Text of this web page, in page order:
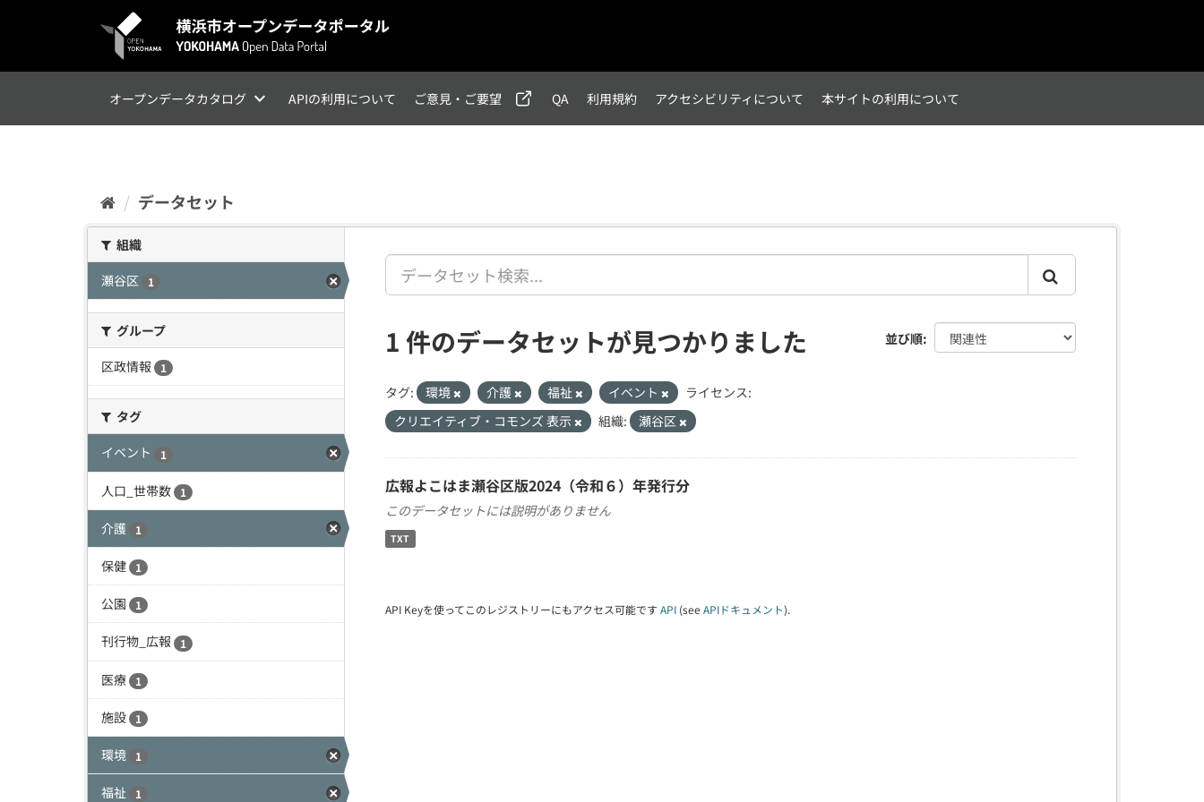
オープンデータカタログ APIの利用について ご意見・ご要望 QA 利用規約 アクセシビリティについて 本サイトの利用について
データセット
組織
瀬谷区
1
グループ
区政情報
1
タグ
イベント
1
人口_世帯数 1
介護 1
保健 1
公園 1
刊行物_広報 1
医療 1
施設 1
環境 1
福祉 1
並び順
1 件のデータセットが見つかりました
タグ: 環境 介護 福祉 イベント
ライセンス:
クリエイティブ・コモンズ 表示
組織: 瀬谷区
広報よこはま瀬谷区版2024（令和６）年発行分
このデータセットには説明がありません
TXT
API Keyを使ってこのレジストリーにもアクセス可能です API (see APIドキュメント).